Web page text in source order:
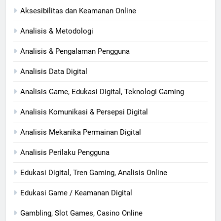
Aksesibilitas dan Keamanan Online
Analisis & Metodologi
Analisis & Pengalaman Pengguna
Analisis Data Digital
Analisis Game, Edukasi Digital, Teknologi Gaming
Analisis Komunikasi & Persepsi Digital
Analisis Mekanika Permainan Digital
Analisis Perilaku Pengguna
Edukasi Digital, Tren Gaming, Analisis Online
Edukasi Game / Keamanan Digital
Gambling, Slot Games, Casino Online